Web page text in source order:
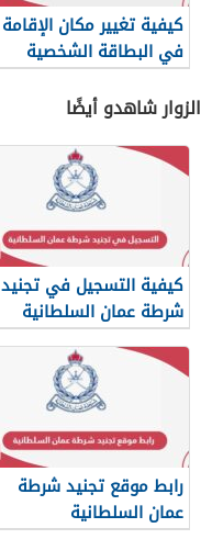
كيفية تغيير مكان الإقامة
في البطاقة الشخصية
سلطنة عمان
الزوار شاهدو أيضًا
كيفية التسجيل في تجنيد
شرطة عمان السلطانية
2026
رابط موقع تجنيد شرطة
عمان السلطانية